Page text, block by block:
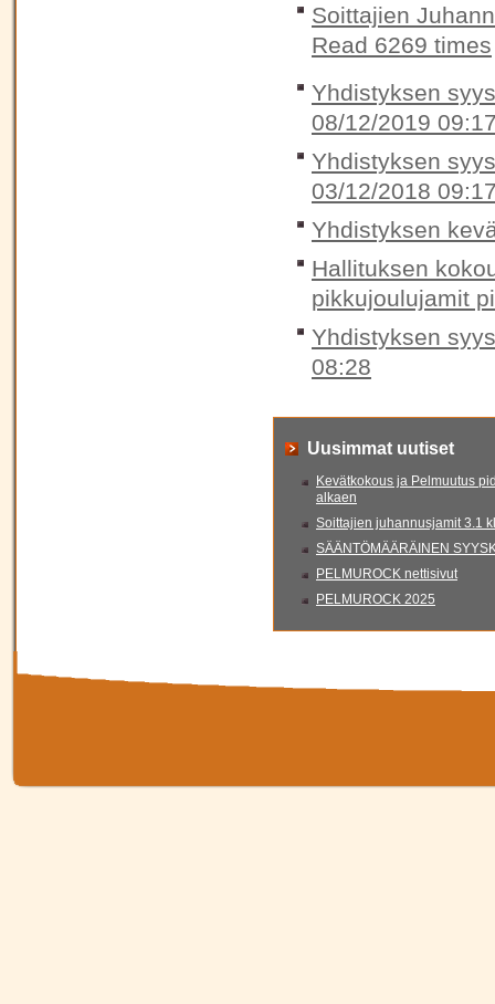
Soittajien
Read 6269 times
Yhdistyksen
08/12/2019
Yhdistyksen
03/12/2018
Yhdistyksen
Hallituksen
pikkujoulujamit
Yhdistyksen
08:28
Uusimmat uutiset
Kevätkokous ja Pelmuutus
alkaen
Soittajien juhannusjamit 3.1
SÄÄNTÖMÄÄRÄINEN
PELMUROCK nettisivut
PELMUROCK 2025